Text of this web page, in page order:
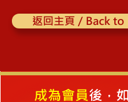
返回主頁 / Back
成為會員後，